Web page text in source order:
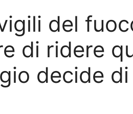
del
di ridere
decide